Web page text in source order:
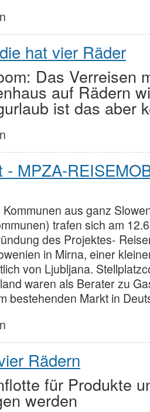
hat vier Räder
Das Verreisen
auf Rädern
ist das aber
- MPZA-
Kommunen aus ganz
trafen sich am
des Projektes-
in Mirna, einer
von Ljubljana.
waren als Berater zu
bestehenden Markt in
Rädern
für Produkte
werden